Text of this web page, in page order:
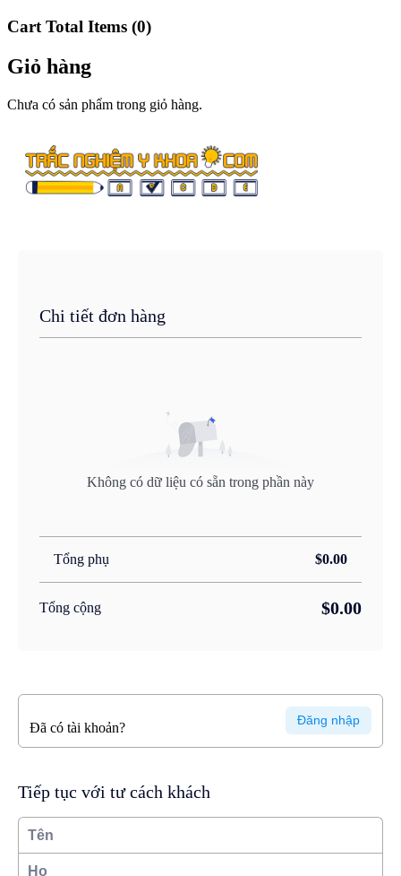
Cart Total Items (0)
Giỏ hàng
Chưa có sản phẩm trong giỏ hàng.
Chi tiết đơn hàng
Không có dữ liệu có sẵn trong phần này
Tổng phụ $0.00
Tổng cộng $0.00
Đã có tài khoản? Đăng nhập
Tiếp tục với tư cách khách